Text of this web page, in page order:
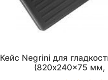
Кейс Negrini для
(820x240x75 мм,